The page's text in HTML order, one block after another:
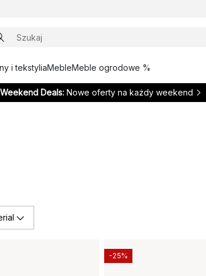
i tekstyliaMebleMeble ogrodowe %
Weekend Deals: Nowe oferty na każdy weekend
-25%